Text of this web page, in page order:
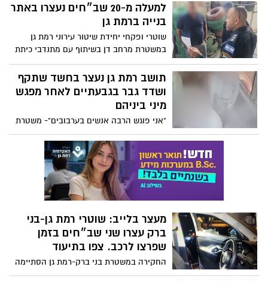
סמים בכמות גדולה לצד כסף מזומן וציוד
נוסף
למעלה מ-20 שב״חים נעצרו באתר
בנייה ברמת גן
שוטרי ופקחי יחידת שיטור עירוני רמת גן
במשטרת מרחב דן בשיתוף עם מתנדבי כיתת
הכוננות של תחנת רמת גן- בני ברק עצרו
הבוקר 21 שוהים בלתי חוקיים באתר בנייה,
כחלק מההיערכות לקראת פתיחת שנת
תושב רמת גן נעצר בחשד שתקף
ושדד גבר בגבעתיים לאחר מפגש
מיני ביניהם
"אני פוגש הרבה אנשים בערבובים"- משטרת
גבעתיים עצרה גבר שתקף ושדד גבר באיומי
סכין וזאת לאחר מפגש מיני בניהם; החשוד
לקח את הקורבן לכספומטים על מנת למשוך
כסף מזומן ובנוסף לקח ממנו 17 צ'קים
מעצר בלייב: שוטרי רמת גן-בני
ברק עצרו שני שב״חים בזמן
שפרצו לרכב. צפו בתיעוד
החקירה במשטרת בני ברק-רמת גן הסתיימה
והוגש נגד השב״חים, בני 24 ו-17, כתב אישום